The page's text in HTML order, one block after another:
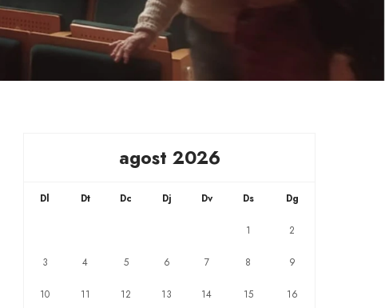
agost 2026
Dl Dt Dc Dj Dv Ds Dg
1 2
3 4 5 6 7 8 9
10 11 12 13 14 15 16